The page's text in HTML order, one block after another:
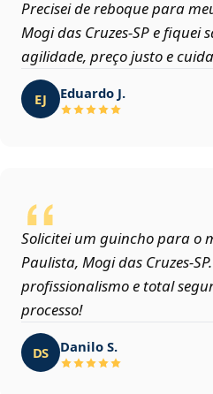
Precisei de reboque para
Mogi das Cruzes‑SP e fiquei
agilidade, preço justo e
EJ Eduardo J.
Solicitei um guincho para o
Paulista, Mogi das
profissionalismo e total
processo!
DS Danilo S.